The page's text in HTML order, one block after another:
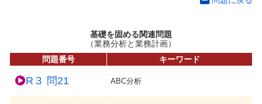
基礎を固める関連問題
（業務分析と業務計画）
問題番号
キーワード
R３ 問21 ABC分析